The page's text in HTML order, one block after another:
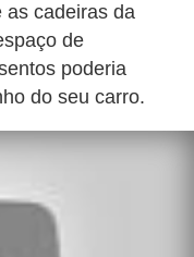
as cadeiras da
de
poderia
do seu carro.